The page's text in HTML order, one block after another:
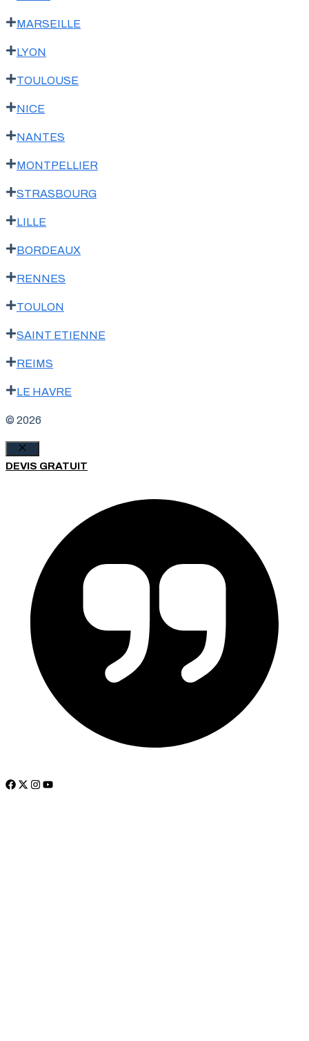
MARSEILLE
LYON
TOULOUSE
NICE
NANTES
MONTPELLIER
STRASBOURG
LILLE
BORDEAUX
RENNES
TOULON
SAINT ETIENNE
REIMS
LE HAVRE
© 2026
Fermer
DEVIS GRATUIT